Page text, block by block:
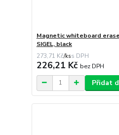
Magnetic whiteboard
SIGEL, black
273,71 Kč/ks
226,21 Kč bez DPH
Přidat